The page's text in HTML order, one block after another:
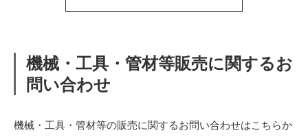
機械・工具・管材等販売に関するお
問い合わせ
機械・工具・管材等の販売に関するお問い合わせはこちらか